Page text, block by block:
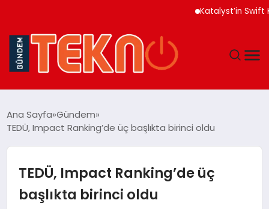
Katalyst’in Swift
GÜNDEM
DÜNYA
EĞITIM
Ana Sayfa Gündem
TEDÜ, Impact Ranking’de üç başlıkta birinci oldu
TEDÜ, Impact Ranking’de üç
başlıkta birinci oldu